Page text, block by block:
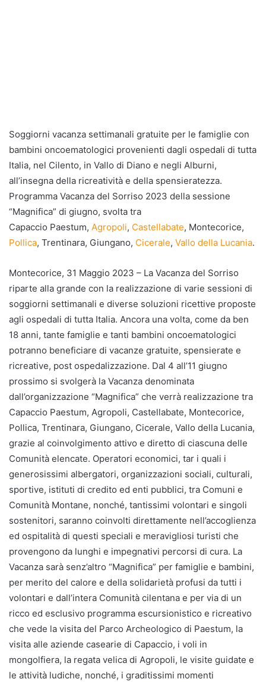
Soggiorni vacanza settimanali gratuite per le famiglie con
bambini oncoematologici provenienti dagli ospedali di tutta
Italia, nel Cilento, in Vallo di Diano e negli Alburni,
all’insegna della ricreatività e della spensieratezza.
Programma Vacanza del Sorriso 2023 della sessione
“Magnifica” di giugno, svolta tra
Capaccio Paestum, Agropoli, Castellabate, Montecorice,
Pollica, Trentinara, Giungano, Cicerale, Vallo della Lucania.
Montecorice, 31 Maggio 2023 – La Vacanza del Sorriso
riparte alla grande con la realizzazione di varie sessioni di
soggiorni settimanali e diverse soluzioni ricettive proposte
agli ospedali di tutta Italia. Ancora una volta, come da ben
18 anni, tante famiglie e tanti bambini oncoematologici
potranno beneficiare di vacanze gratuite, spensierate e
ricreative, post ospedalizzazione. Dal 4 all’11 giugno
prossimo si svolgerà la Vacanza denominata
dall’organizzazione “Magnifica” che verrà realizzazione tra
Capaccio Paestum, Agropoli, Castellabate, Montecorice,
Pollica, Trentinara, Giungano, Cicerale, Vallo della Lucania,
grazie al coinvolgimento attivo e diretto di ciascuna delle
Comunità elencate. Operatori economici, tar i quali i
generosissimi albergatori, organizzazioni sociali, culturali,
sportive, istituti di credito ed enti pubblici, tra Comuni e
Comunità Montane, nonché, tantissimi volontari e singoli
sostenitori, saranno coinvolti direttamente nell’accoglienza
ed ospitalità di questi speciali e meravigliosi turisti che
provengono da lunghi e impegnativi percorsi di cura. La
Vacanza sarà senz’altro “Magnifica” per famiglie e bambini,
per merito del calore e della solidarietà profusi da tutti i
volontari e dall’intera Comunità cilentana e per via di un
ricco ed esclusivo programma escursionistico e ricreativo
che vede la visita del Parco Archeologico di Paestum, la
visita alle aziende casearie di Capaccio, i voli in
mongolfiera, la regata velica di Agropoli, le visite guidate e
le attività ludiche, nonché, i graditissimi momenti